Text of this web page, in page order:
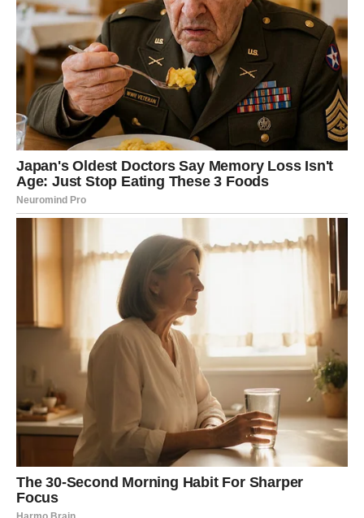
Jedite polako i svjesno, bez ometanja poput TV-a ili
mobitela
Slušajte signale vlastitog tijela
Umjesto prepunih tanjura, poslužite manje porcije
Fokusirajte se na kvalitetu, a ne količinu hrane
Japanska prehrana također je bogata povrćem, ribom, algama
i fermentiranim namirnicama poputmiso juhe, nattoa i
– sve su to namirnice koje pozitivno utječu na
probavu, imunitet i zdravlje crijeva.